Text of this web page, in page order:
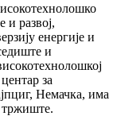
и развој,
енергије и
и
за
Немачка, има
тржиште.